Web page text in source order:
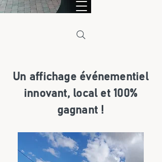
Un affichage événementiel
innovant, local et 100%
gagnant !